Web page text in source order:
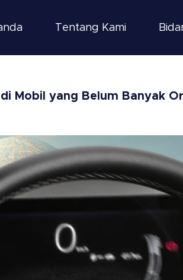
Tentang Kami
Mobil yang Belum Banyak